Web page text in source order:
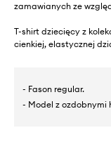
zamawianych ze
T-shirt dziecięcy z
cienkiej, elastycznej
- Fason regular.
- Model z ozdobnymi